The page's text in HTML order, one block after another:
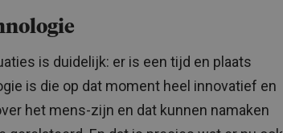
is duidelijk: er is een tijd en plaats
is die op dat moment heel innovatief en
het mens-zijn en dat kunnen namaken